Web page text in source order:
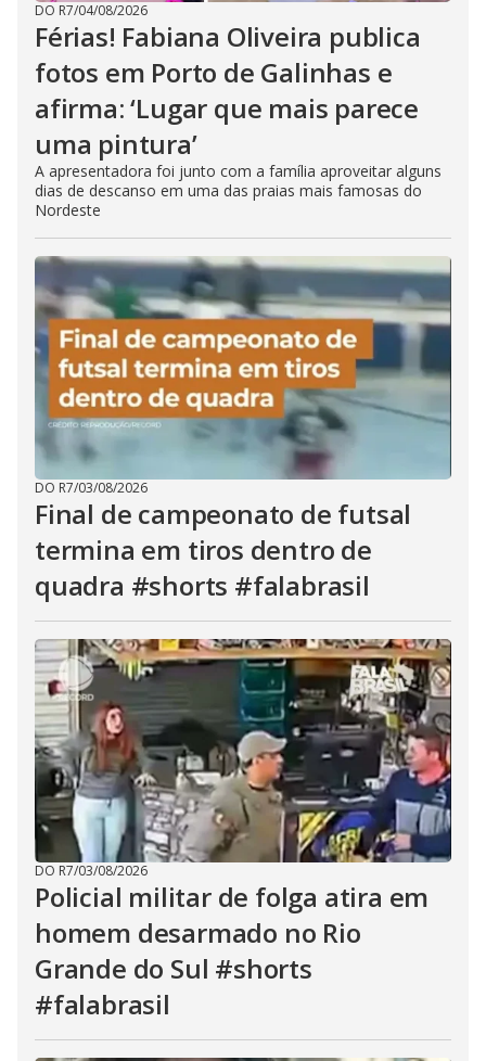
DO R7/04/08/2026
Férias! Fabiana Oliveira publica
fotos em Porto de Galinhas e
afirma: ‘Lugar que mais parece
uma pintura’
A apresentadora foi junto com a família aproveitar alguns
dias de descanso em uma das praias mais famosas do
Nordeste
DO R7/03/08/2026
Final de campeonato de futsal
termina em tiros dentro de
quadra #shorts #falabrasil
DO R7/03/08/2026
Policial militar de folga atira em
homem desarmado no Rio
Grande do Sul #shorts
#falabrasil